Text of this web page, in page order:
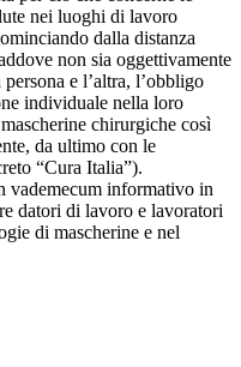
nei luoghi di lavoro
dalla distanza
non sia oggettivamente
e l’altra, l’obbligo
individuale nella loro
chirurgiche così
da ultimo con le
“Cura Italia”).
vademecum informativo in
datori di lavoro e lavoratori
di mascherine e nel